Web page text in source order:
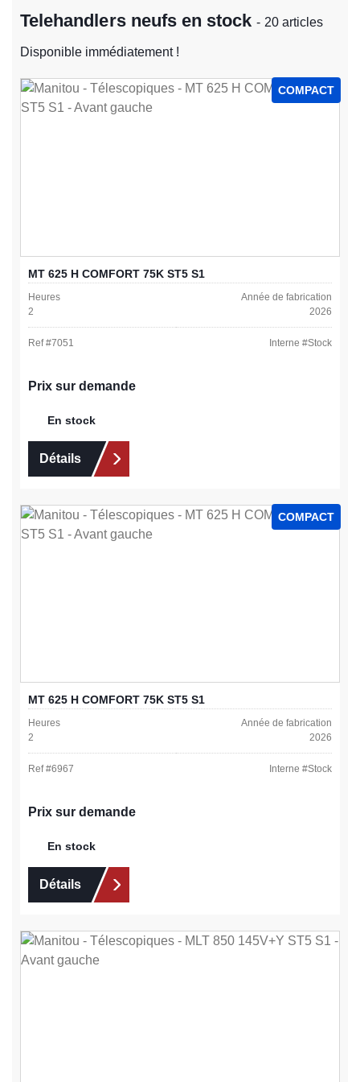
Telehandlers neufs en stock- 20 articles
Disponible immédiatement !
COMPACT
MT 625 H COMFORT 75K ST5 S1
Heures
2
Année de fabrication
2026
Ref #7051 Interne #Stock
Prix sur demande
En stock
Détails
COMPACT
MT 625 H COMFORT 75K ST5 S1
Heures
2
Année de fabrication
2026
Ref #6967 Interne #Stock
Prix sur demande
En stock
Détails